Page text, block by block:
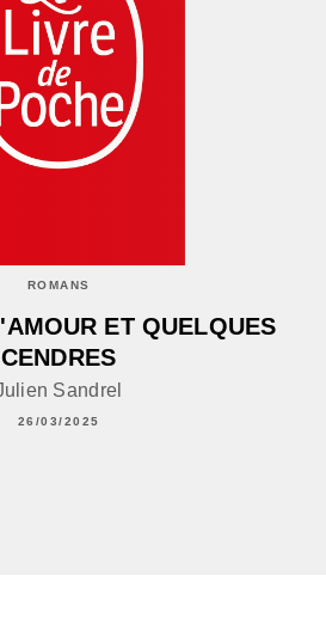
ROMANS
ET QUELQUES
CENDRES
Sandrel
26/03/2025